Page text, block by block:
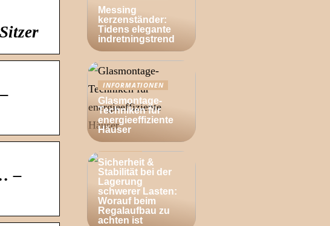
–
Messing
kerzenständer:
Tidens elegante
indretningstrend
INFORMATIONEN
Glasmontage-
Techniken für
energieeffiziente
Häuser
Sicherheit &
Stabilität bei der
Lagerung
schwerer Lasten:
Worauf beim
Regalaufbau zu
achten ist